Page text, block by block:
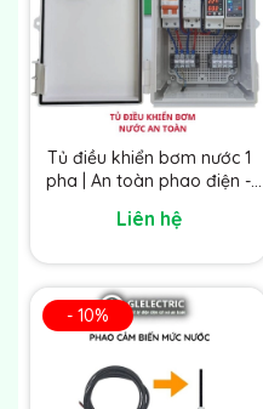
Tủ điều khiển bơm nước 1
pha | An toàn phao điện -
Liên hệ
- 10%